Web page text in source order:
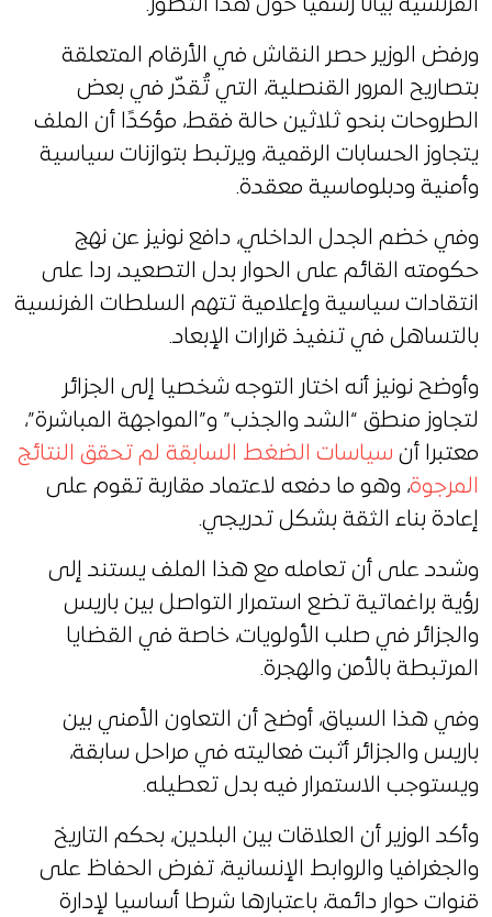
ورفض الوزير حصر النقاش في الأرقام المتعلقة
بتصاريح المرور القنصلية، التي تُقدّر في بعض
الطروحات بنحو ثلاثين حالة فقط، مؤكدًا أن الملف
يتجاوز الحسابات الرقمية، ويرتبط بتوازنات سياسية
وأمنية ودبلوماسية معقدة.
وفي خضم الجدل الداخلي، دافع نونيز عن نهج
حكومته القائم على الحوار بدل التصعيد، ردا على
انتقادات سياسية وإعلامية تتهم السلطات الفرنسية
بالتساهل في تنفيذ قرارات الإبعاد.
وأوضح نونيز أنه اختار التوجه شخصيا إلى الجزائر
لتجاوز منطق “الشد والجذب” و”المواجهة المباشرة”،
معتبرا أن سياسات الضغط السابقة لم تحقق النتائج
المرجوة، وهو ما دفعه لاعتماد مقاربة تقوم على
إعادة بناء الثقة بشكل تدريجي.
وشدد على أن تعامله مع هذا الملف يستند إلى
رؤية براغماتية تضع استمرار التواصل بين باريس
والجزائر في صلب الأولويات، خاصة في القضايا
المرتبطة بالأمن والهجرة.
وفي هذا السياق، أوضح أن التعاون الأمني بين
باريس والجزائر أثبت فعاليته في مراحل سابقة،
ويستوجب الاستمرار فيه بدل تعطيله.
وأكد الوزير أن العلاقات بين البلدين، بحكم التاريخ
والجغرافيا والروابط الإنسانية، تفرض الحفاظ على
قنوات حوار دائمة، باعتبارها شرطا أساسيا لإدارة